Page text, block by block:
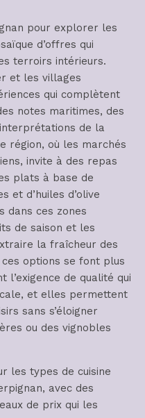
pour explorer les
d’offres qui
terroirs intérieurs.
et les villages
qui complètent
notes maritimes, des
de la
région, où les marchés
invite à des repas
plats à base de
et d’huiles d’olive
dans ces zones
de saison et les
la fraîcheur des
options se font plus
l’exigence de qualité qui
et elles permettent
sans s’éloigner
ou des vignobles
les types de cuisine
avec des
de prix qui les